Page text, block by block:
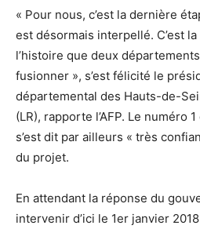
« Pour nous, c’est la dernière
est désormais interpellé. C’est
l’histoire que deux
fusionner », s’est félicité le
départemental des Hauts-de-
(LR), rapporte l’AFP. Le numéro
s’est dit par ailleurs « très
du projet.
En attendant la réponse du
intervenir d’ici le 1er janvier